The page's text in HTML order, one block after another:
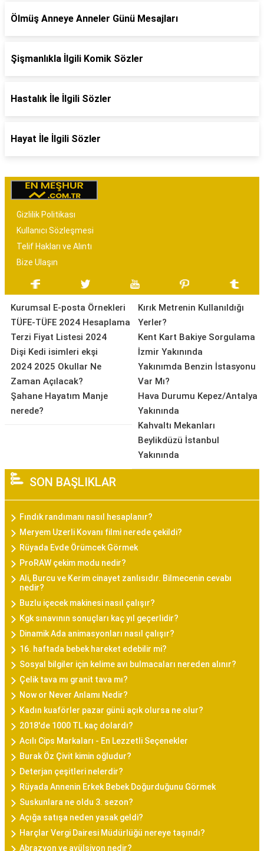
Ölmüş Anneye Anneler Günü Mesajları
Şişmanlıkla İlgili Komik Sözler
Hastalık İle İlgili Sözler
Hayat İle İlgili Sözler
Gizlilik Politikası
Kullanıcı Sözleşmesi
Telif Hakları ve Alıntı
Bize Ulaşın
Kurumsal E-posta Örnekleri
TÜFE-TÜFE 2024 Hesaplama
Terzi Fiyat Listesi 2024
Dişi Kedi isimleri ekşi
2024 2025 Okullar Ne
Zaman Açılacak?
Şahane Hayatım Manje
nerede?
Kırık Metrenin Kullanıldığı
Yerler?
Kent Kart Bakiye Sorgulama
İzmir Yakınında
Yakınımda Benzin İstasyonu
Var Mı?
Hava Durumu Kepez/Antalya
Yakınında
Kahvaltı Mekanları
Beylikdüzü İstanbul
Yakınında
SON BAŞLIKLAR
Fındık randımanı nasıl hesaplanır?
Meryem Uzerli Kovanı filmi nerede çekildi?
Rüyada Evde Örümcek Görmek
ProRAW çekim modu nedir?
Ali, Burcu ve Kerim cinayet zanlısıdır. Bilmecenin cevabı
nedir?
Buzlu içecek makinesi nasıl çalışır?
Kgk sınavının sonuçları kaç yıl geçerlidir?
Dinamik Ada animasyonları nasıl çalışır?
16. haftada bebek hareket edebilir mi?
Sosyal bilgiler için kelime avı bulmacaları nereden alınır?
Çelik tava mı granit tava mı?
Now or Never Anlamı Nedir?
Kadın kuaförler pazar günü açık olursa ne olur?
2018'de 1000 TL kaç dolardı?
Acılı Cips Markaları - En Lezzetli Seçenekler
Burak Öz Çivit kimin oğludur?
Deterjan çeşitleri nelerdir?
Rüyada Annenin Erkek Bebek Doğurduğunu Görmek
Suskunlara ne oldu 3. sezon?
Açığa satışa neden yasak geldi?
Harçlar Vergi Dairesi Müdürlüğü nereye taşındı?
Abrazyon ve avülsiyon nedir?